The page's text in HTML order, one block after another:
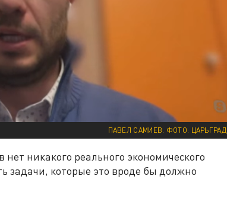
ПАВЕЛ САМИЕВ. ФОТО: ЦАРЬГРАД
никакого реального экономического
задачи, которые это вроде бы должно